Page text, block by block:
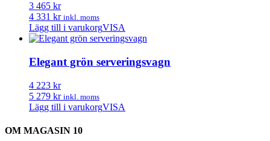
3 465 kr
4 331 kr inkl. moms
Lägg till i varukorgVISA
Elegant grön serveringsvagn
4 223 kr
5 279 kr inkl. moms
Lägg till i varukorgVISA
OM MAGASIN 10